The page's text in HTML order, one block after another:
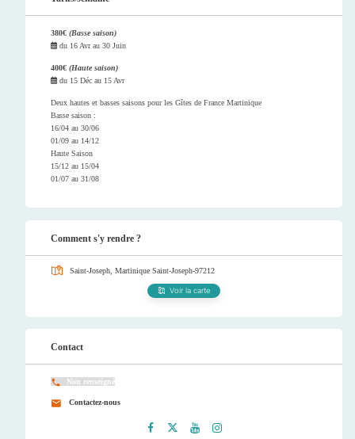
380€ (Basse saison)
du 16 Avrau 30 Juin
400€ (Haute saison)
du 15 Déc au 15 Avr
Deux hautes et basses saisons pour les Gîtes de France Martinique
Basse saison :
16/04 au 30/06
01/09 au 14/12
Haute Saison
15/12 au 15/04
01/07 au 31/08
Comment s'y rendre ?
Saint-Joseph, Martinique Saint-Joseph-97212
Voir la carte
Contact
Non renseigné
Contactez-nous